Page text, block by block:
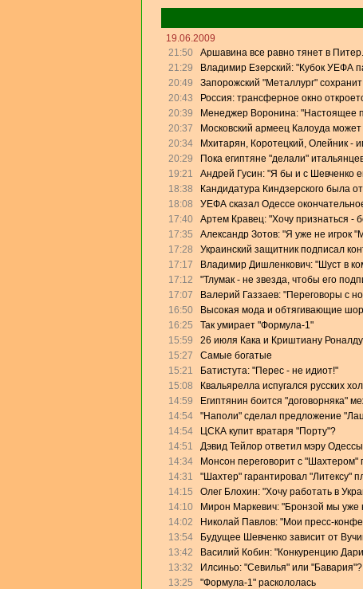
19.06.2009
21:50
Аршавина все равно тянет в
21:29
Владимир Езерский: "Кубок УЕФА
20:49
Запорожский "Металлург"
20:43
Россия: трансферное окно
20:39
Менеджер Воронина: "Настоящее
20:37
Московский армеец Калоуда
20:34
Мхитарян, Коротецкий, Олейник -
20:29
Пока египтяне "делали"
19:21
Андрей Гусин: "Я бы и с Шевченко
18:38
Кандидатура Киндзерского была
18:08
УЕФА сказал Одессе
17:40
Артем Кравец: "Хочу признаться -
17:35
Александр Зотов: "Я уже не игрок
17:28
Украинский защитник подписал
17:17
Владимир Дишленкович: "Шуст в
17:12
"Тлумак - не звезда, чтобы его
17:07
Валерий Газзаев: "Переговоры с
16:50
Высокая мода и обтягивающие
16:25
Так умирает "Формула-1"
15:59
26 июля Кака и Криштиану
15:27
Самые богатые
15:21
Батистута: "Перес - не идиот!"
15:08
Квальярелла испугался русских
14:59
Египтянин боится "договорняка"
14:54
"Наполи" сделал предложение
14:54
ЦСКА купит вратаря "Порту"?
14:51
Дэвид Тейлор ответил мэру
14:34
Монсон переговорит с "Шахтером"
14:31
"Шахтер" гарантировал "Литексу"
14:15
Олег Блохин: "Хочу работать в
14:10
Мирон Маркевич: "Бронзой мы уже
14:02
Николай Павлов: "Мои пресс-
13:54
Будущее Шевченко зависит от
13:42
Василий Кобин: "Конкуренцию
13:32
Илсиньо: "Севилья" или "Бавария"?
13:25
"Формула-1" раскололась